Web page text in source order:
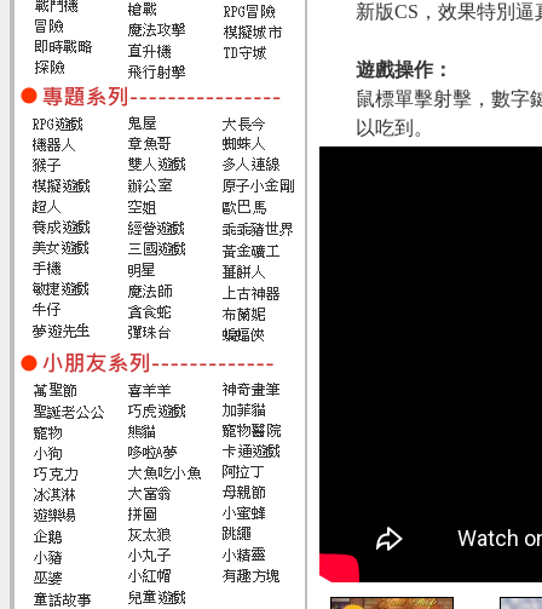
新版CS，效果特別
遊戲操作：
鼠標單擊射擊，數字
以吃到。